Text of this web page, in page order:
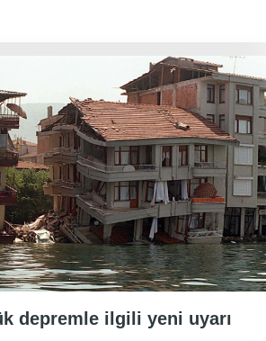
depremle ilgili yeni uyarı